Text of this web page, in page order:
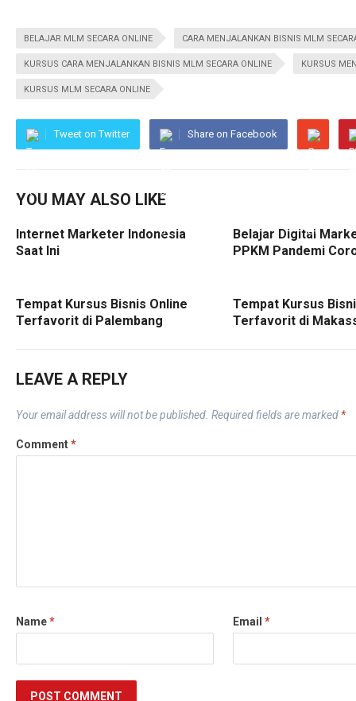
BELAJAR MLM SECARA ONLINE CARA MENJALANKAN BISNIS MLM
KURSUS CARA MENJALANKAN BISNIS MLM SECARA ONLINE KURSUS
KURSUS MLM SECARA ONLINE
Tweet on Twitter Share on Facebook
YOU MAY ALSO LIKE
Internet Marketer Indonesia
Saat Ini
Belajar Digital
PPKM Pandemi
Tempat Kursus Bisnis Online
Terfavorit di Palembang
Tempat Kursus
Terfavorit di
LEAVE A REPLY
Your email address will not be published. Required fields are marked *
Comment*
Name* Email *